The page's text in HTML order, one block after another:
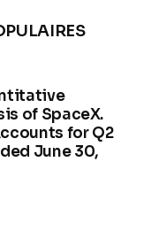
of SpaceX.
for Q2
June 30,